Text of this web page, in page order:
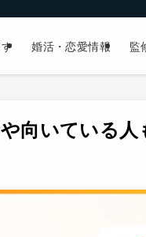
婚活・恋愛情報 監
向いている人